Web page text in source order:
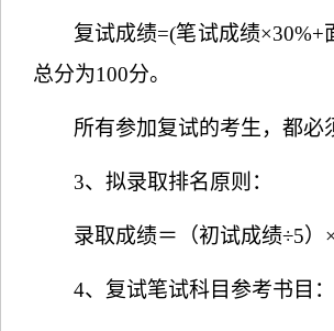
复试成绩=(笔试成绩×30%+
总分为100分。
所有参加复试的考生，都
3、拟录取排名原则：
录取成绩＝（初试成绩÷5）×
4、复试笔试科目参考书目：